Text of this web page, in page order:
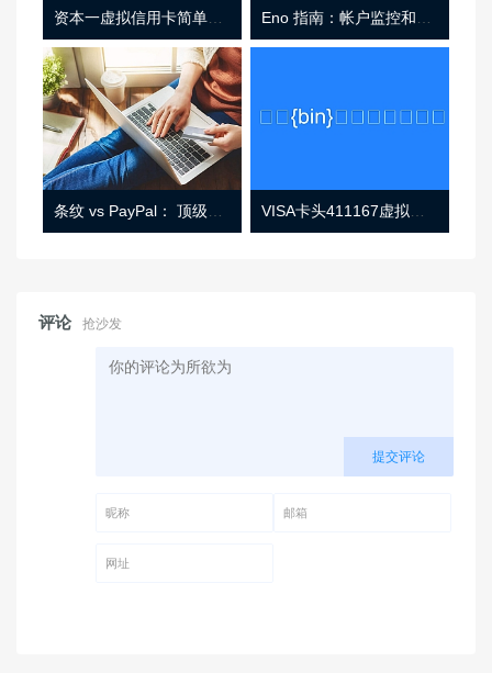
资本一虚拟信用卡简单介绍
条纹 vs PayPal： 顶级功能， 定价 （和更多！ VISA卡头411167虚拟卡基础信息
评论 抢沙发
提交评论